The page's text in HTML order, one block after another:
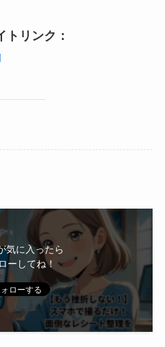
リンク：
気に入ったら
ーしてね！